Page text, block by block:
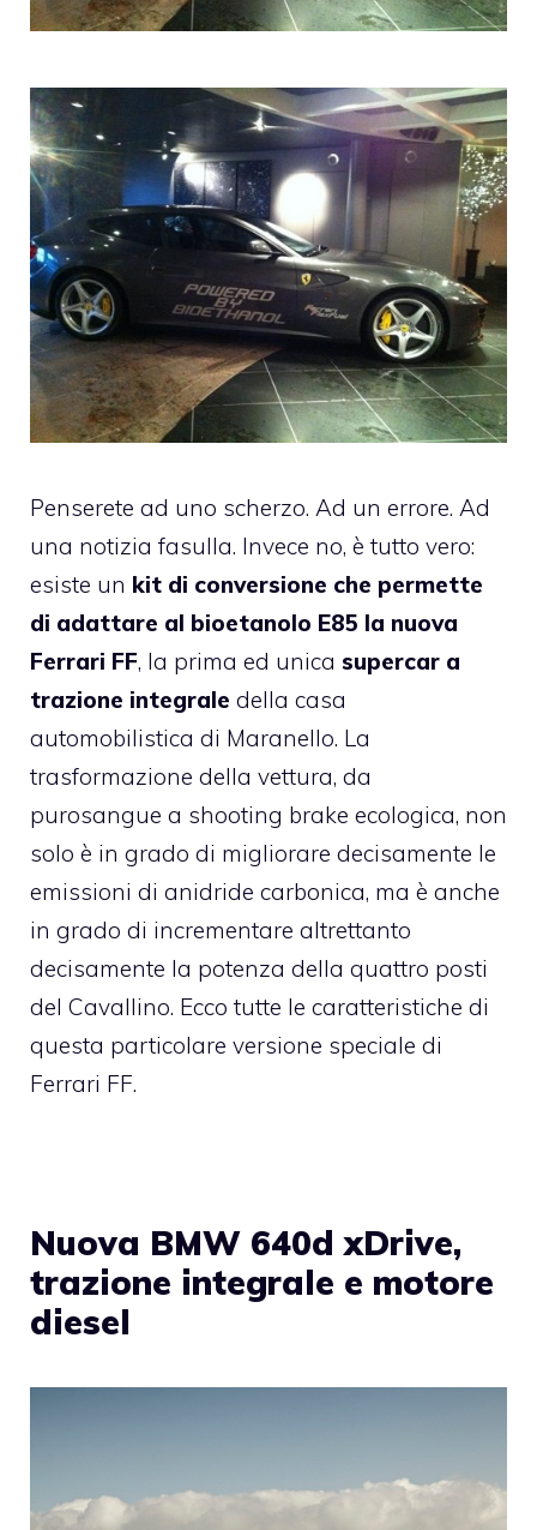
Penserete ad uno scherzo. Ad un errore. Ad
una notizia fasulla. Invece no, è tutto vero:
esiste un kit di conversione che permette
di adattare al bioetanolo E85 la nuova
Ferrari FF, la prima ed unica supercar a
trazione integrale della casa
automobilistica di Maranello. La
trasformazione della vettura, da
purosangue a shooting brake ecologica, non
solo è in grado di migliorare decisamente le
emissioni di anidride carbonica, ma è anche
in grado di incrementare altrettanto
decisamente la potenza della quattro posti
del Cavallino. Ecco tutte le caratteristiche di
questa particolare versione speciale di
Ferrari FF.
Nuova BMW 640d xDrive,
trazione integrale e motore
diesel